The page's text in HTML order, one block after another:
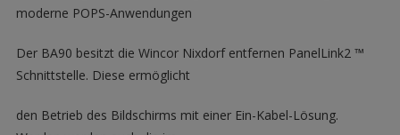
moderne POPS-Anwendungen
Der BA90 besitzt die Wincor Nixdorf entfernen PanelLink2 ™
Schnittstelle. Diese ermöglicht
den Betrieb des Bildschirms mit einer Ein-Kabel-Lösung.